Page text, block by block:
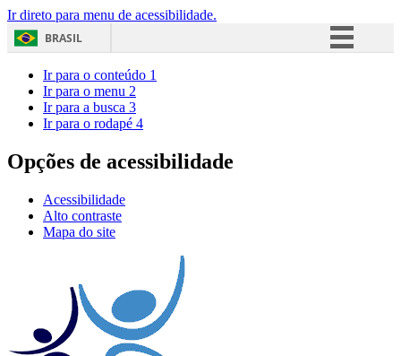
Ir direto para menu de acessibilidade.
BRASIL
Acesso à informação
Ir para o conteúdo 1
Ir para o menu 2
Ir para a busca 3
Ir para o rodapé 4
Opções de acessibilidade
Acessibilidade
Alto contraste
Mapa do site